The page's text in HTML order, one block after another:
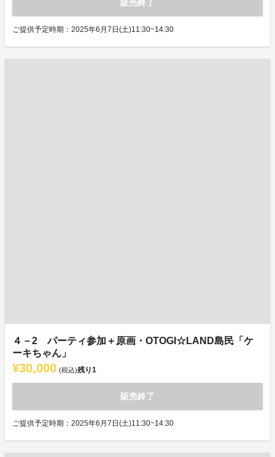
販売終了
ご提供予定時期：2025年6月7日(土)11:30~14:30
４－2 パーティ参加＋原画・OTOGI☆LAND島民「ケ
ーキちゃん」
¥30,000 (税込)残り1
販売終了
ご提供予定時期：2025年6月7日(土)11:30~14:30